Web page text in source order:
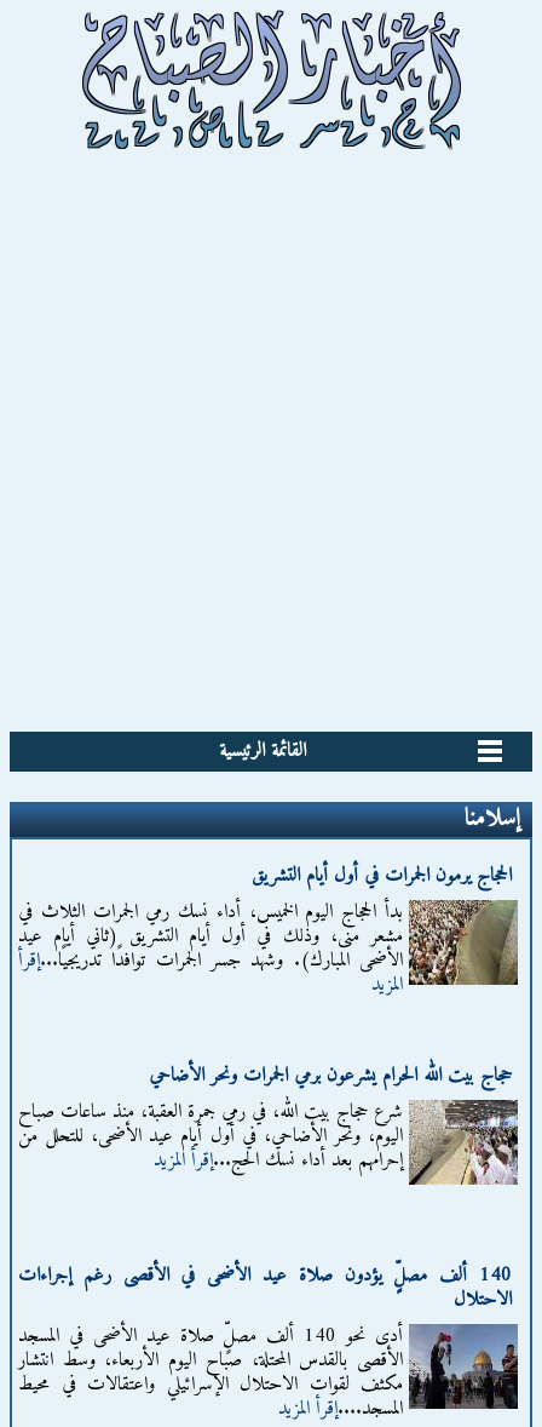
القائمة الرئيسية
إسلامنا
الحجاج يرمون الجمرات في أول أيام التشريق
بدأ الحجاج اليوم الخميس، أداء نسك رمي الجمرات الثلاث في
مشعر منى، وذلك في أول أيام التشريق (ثاني أيام عيد
الأضحى المبارك). وشهد جسر الجمرات توافدًا تدريجيًا...إقرأ
المزيد
حجاج بيت الله الحرام يشرعون برمي الجمرات ونحر الأضاحي
شرع حجاج بيت الله، في رمي جمرة العقبة، منذ ساعات صباح
اليوم، ونحر الأضاحي، في أول أيام عيد الأضحى، للتحلل من
إحرامهم بعد أداء نسك الحج...إقرأ المزيد
140 ألف مصلٍّ يؤدون صلاة عيد الأضحى في الأقصى رغم إجراءات
الاحتلال
أدى نحو 140 ألف مصلٍّ صلاة عيد الأضحى في المسجد
الأقصى بالقدس المحتلة، صباح اليوم الأربعاء، وسط انتشار
مكثف لقوات الاحتلال الإسرائيلي واعتقالات في محيط
المسجد....إقرأ المزيد